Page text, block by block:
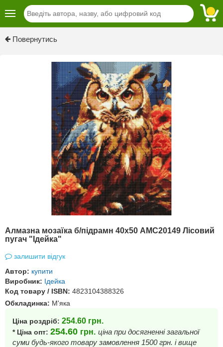
Повернутись
Алмазна мозаїка б/підрамн 40х50 АМС20149 Лісовий
пугач "Ідейка"
залишити відгук
Автор: купити
Виробник: Ідейка
Код товару / ISBN: 4823104388326
Обкладинка: М'яка
Ціна роздріб: 254.60 грн.
* Ціна опт: 254.60 грн. ціна при досягненні загальної
суми будь-якого товару замовлення 1500 грн. і вище